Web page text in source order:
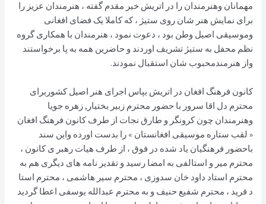
مهمانان وهنرمندان را در اتریش خیر مقدم گفته ، هنرمندان عزیز را
برای نمایش هنر شان روی ستیژ ، که کاملا یک فضای افغانی
وموسیقی اصیل وطن بود ، دعوت نمود ، هنرمندان با همکاری گروه
نظم محفل به ستیژ تشریف اوردند و حاضرین همه به پا برخواستند
واز هنرمندمحبوب شان استقبال نمودند.
کانون فرهنگ افغان در اتریش بپاس اجرای هنر اصیل کشوربرای
محترم دل اقا سرور با حضور محترم زبیر بختیار, زهره جویا
وهنرمندان چون کرونگر و طارق نجات از طرف کانون فرهنگ افغان
« لقب ستاره موسیقی افغانستان » را بدست اورده واین سند
باحضور فرهنگیان یاد شده در فوق ، از طرف هیات رهبر ی کانون ،
محترم میر و استالفی به امضا رسید و تقدیر نامه های دیگری هم به
محترم استاد داود خان سدوزی ، محترم سیر هاشمی ، محترم استا
د فرید ، محترم شفیع حنیف و به محترم عبدالله یوسفی اعطا گردید